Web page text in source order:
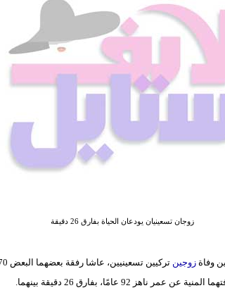
زوجان تسعينيان يودعان الحياة بفارق 26 دقيقة
وفاة زوجين
92 عامًا، بفارق 26 دقيقة بينهما.